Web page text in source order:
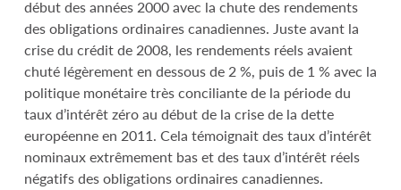
début des années 2000 avec la chute des rendements
des obligations ordinaires canadiennes. Juste avant la
crise du crédit de 2008, les rendements réels avaient
chuté légèrement en dessous de 2 %, puis de 1 % avec la
politique monétaire très conciliante de la période du
taux d’intérêt zéro au début de la crise de la dette
européenne en 2011. Cela témoignait des taux d’intérêt
nominaux extrêmement bas et des taux d’intérêt réels
négatifs des obligations ordinaires canadiennes.